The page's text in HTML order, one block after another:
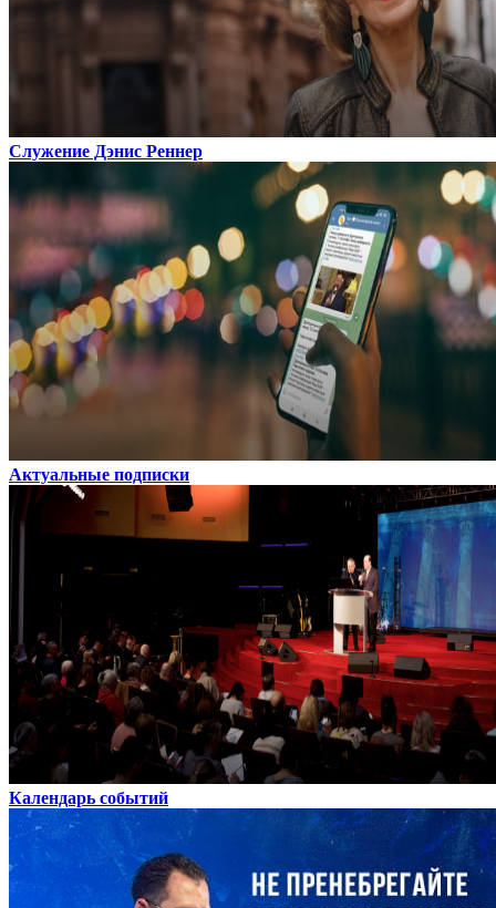
Служение Дэнис Реннер
Актуальные подписки
Календарь событий